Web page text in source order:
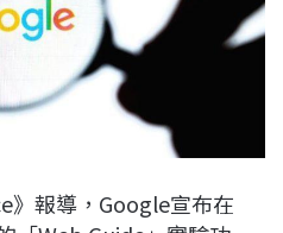
報導，Google宣布在